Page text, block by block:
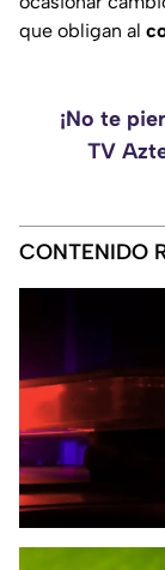
que obligan al
¡No te
TV
CONTENIDO